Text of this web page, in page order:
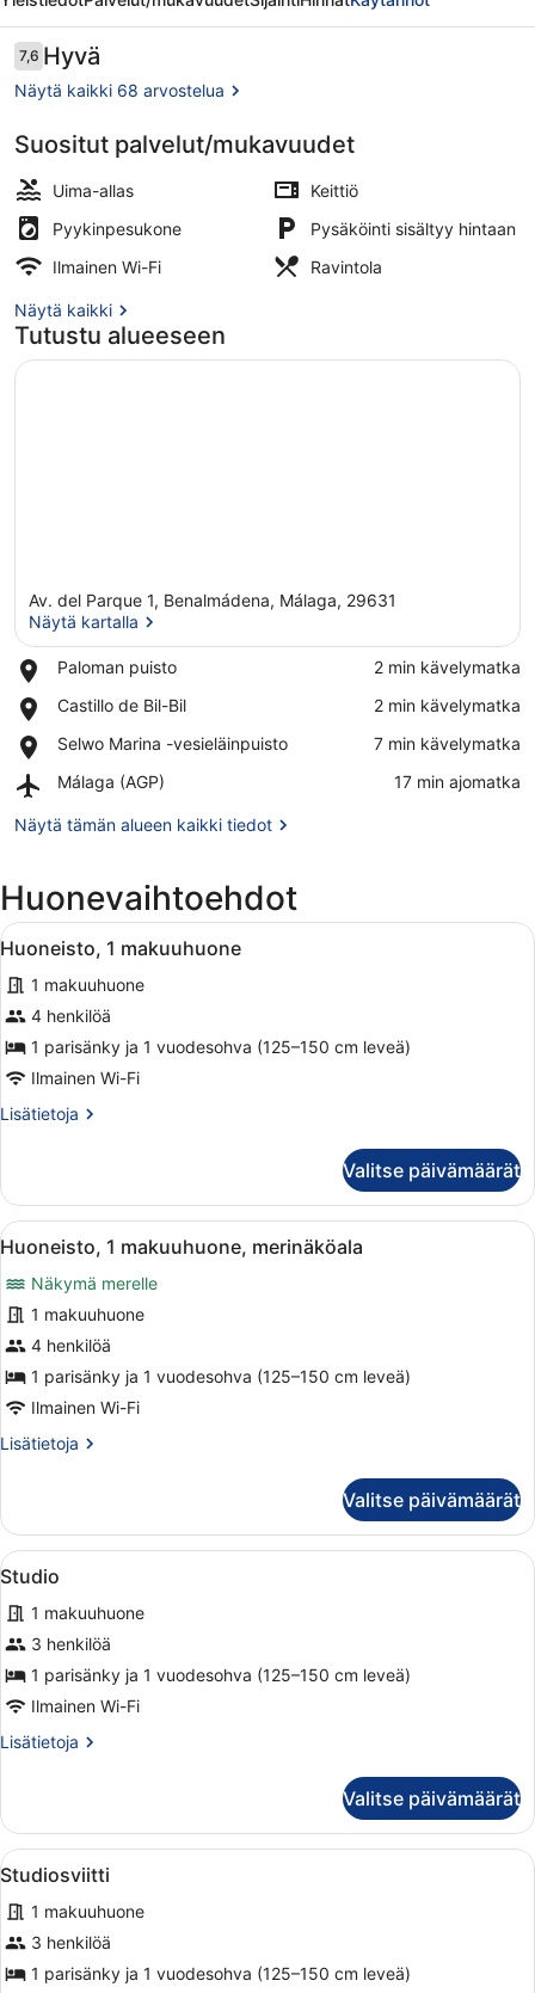
5 ulkouima-allasta
Arvostelut
7,67,6 kautta 10.
Hyvä
Näytä kaikki 68 arvostelua
Suositut palvelut/mukavuudet
Uima-allas
Keittiö
Pyykinpesukone
Pysäköinti sisältyy hintaan
Ilmainen Wi-Fi
Ravintola
Näytä kaikki
Tutustu alueeseen
Av. del Parque 1, Benalmádena, Málaga, 29631
Näytä kartalla
Paloman puisto
Place,
puisto
‪2 min kävelymatka‬
Castillo de Bil-Bil
Place,
de
Bil
‪2 min kävelymatka‬
Selwo Marina -vesieläinpuisto
Place,
Marina
vesieläinpuisto
‪7 min kävelymatka‬
Málaga (AGP)
Airport,
(AGP)
‪17 min ajomatka‬
Näytä tämän alueen kaikki tiedot
Huonevaihtoehdot
Avaa
kaikki
huonetyypin
Huoneisto,
1
makuuhuone
Siististi pinottu pyyhekasetti
2
Huoneisto, 1 makuuhuone
1 makuuhuone
4 henkilöä
1 parisänky ja 1 vuodesohva (125–150 cm leveä)
Ilmainen Wi-Fi
Lisätietoja
Lisätietoja
makuuhuone
Valitse päivämäärät
Avaa
kaikki
huonetyypin
Huoneisto,
1
makuuhuone,
merinäköala
Siististi pedattu sänky, jossa on
2
Huoneisto, 1 makuuhuone, merinäköala
Näkymä merelle
1 makuuhuone
4 henkilöä
1 parisänky ja 1 vuodesohva (125–150 cm leveä)
Ilmainen Wi-Fi
Lisätietoja
Lisätietoja
makuuhuone,
merinäköala
Valitse päivämäärät
Avaa
kaikki
huonetyypin
Studio
kuvat
Hotellihuoneessa on sänky,
2
Studio
1 makuuhuone
3 henkilöä
1 parisänky ja 1 vuodesohva (125–150 cm leveä)
Ilmainen Wi-Fi
Lisätietoja
Lisätietoja
Valitse päivämäärät
Avaa
kaikki
huonetyypin
Studiosviitti
kuvat
Hotellihuone, jossa on sänky,
2
Studiosviitti
1 makuuhuone
3 henkilöä
1 parisänky ja 1 vuodesohva (125–150 cm leveä)